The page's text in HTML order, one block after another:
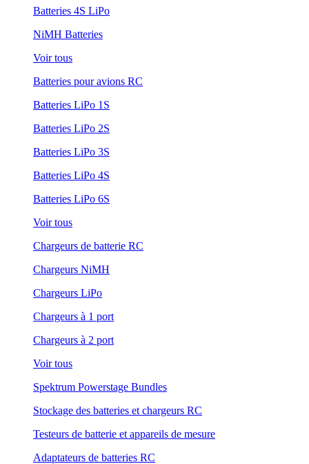
Batteries 4S LiPo
NiMH Batteries
Voir tous
Batteries pour avions RC
Batteries LiPo 1S
Batteries LiPo 2S
Batteries LiPo 3S
Batteries LiPo 4S
Batteries LiPo 6S
Voir tous
Chargeurs de batterie RC
Chargeurs NiMH
Chargeurs LiPo
Chargeurs à 1 port
Chargeurs à 2 port
Voir tous
Spektrum Powerstage Bundles
Stockage des batteries et chargeurs RC
Testeurs de batterie et appareils de mesure
Adaptateurs de batteries RC